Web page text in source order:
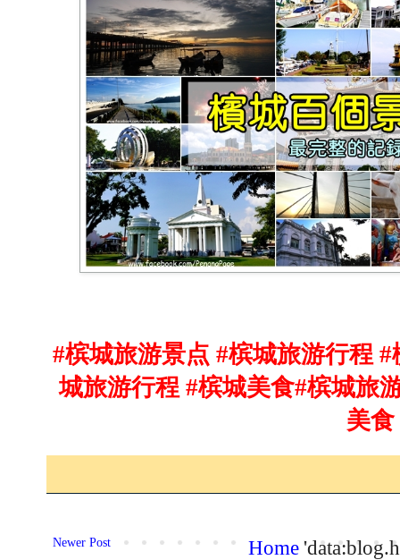
#槟城旅游景点 #槟城旅游行程 #
城旅游行程 #槟城美食#槟城旅
美食
Newer Post Home